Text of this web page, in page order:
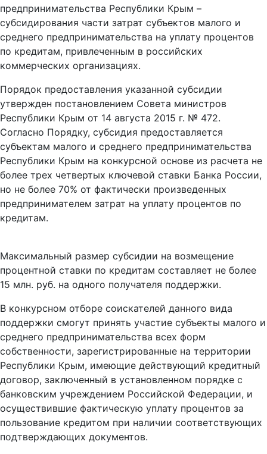
предпринимательства Республики Крым –
субсидирования части затрат субъектов малого и
среднего предпринимательства на уплату процентов
по кредитам, привлеченным в российских
коммерческих организациях.
Порядок предоставления указанной субсидии
утвержден постановлением Совета министров
Республики Крым от 14 августа 2015 г. № 472.
Согласно Порядку, субсидия предоставляется
субъектам малого и среднего предпринимательства
Республики Крым на конкурсной основе из расчета не
более трех четвертых ключевой ставки Банка России,
но не более 70% от фактически произведенных
предпринимателем затрат на уплату процентов по
кредитам.
Максимальный размер субсидии на возмещение
процентной ставки по кредитам составляет не более
15 млн. руб. на одного получателя поддержки.
В конкурсном отборе соискателей данного вида
поддержки смогут принять участие субъекты малого и
среднего предпринимательства всех форм
собственности, зарегистрированные на территории
Республики Крым, имеющие действующий кредитный
договор, заключенный в установленном порядке с
банковским учреждением Российской Федерации, и
осуществившие фактическую уплату процентов за
пользование кредитом при наличии соответствующих
подтверждающих документов.